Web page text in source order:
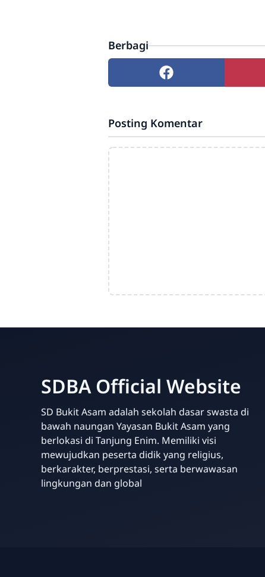
Berbagi
Posting Komentar
SDBA Official Website
SD Bukit Asam adalah sekolah dasar swasta di
bawah naungan Yayasan Bukit Asam yang
berlokasi di Tanjung Enim. Memiliki visi
mewujudkan peserta didik yang religius,
berkarakter, berprestasi, serta berwawasan
lingkungan dan global